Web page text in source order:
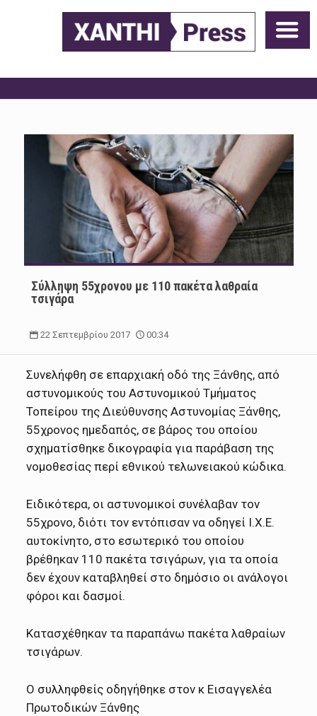
Σύλληψη 55χρονου με 110 πακέτα λαθραία
τσιγάρα
22 Σεπτεμβρίου 2017 00:34
Συνελήφθη σε επαρχιακή οδό της Ξάνθης, από
αστυνομικούς του Αστυνομικού Τμήματος
Τοπείρου της Διεύθυνσης Αστυνομίας Ξάνθης,
55χρονος ημεδαπός, σε βάρος του οποίου
σχηματίσθηκε δικογραφία για παράβαση της
νομοθεσίας περί εθνικού τελωνειακού κώδικα.
Ειδικότερα, οι αστυνομικοί συνέλαβαν τον
55χρονο, διότι τον εντόπισαν να οδηγεί Ι.Χ.Ε.
αυτοκίνητο, στο εσωτερικό του οποίου
βρέθηκαν 110 πακέτα τσιγάρων, για τα οποία
δεν έχουν καταβληθεί στο δημόσιο οι ανάλογοι
φόροι και δασμοί.
Κατασχέθηκαν τα παραπάνω πακέτα λαθραίων
τσιγάρων.
Ο συλληφθείς οδηγήθηκε στον κ Εισαγγελέα
Πρωτοδικών Ξάνθης